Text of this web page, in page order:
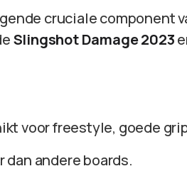
cruciale component
Slingshot Damage 2023
voor freestyle, goede
dan andere boards.